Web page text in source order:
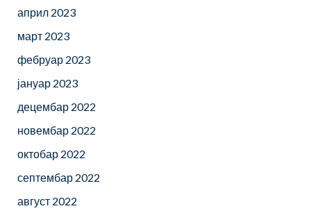
април 2023
март 2023
фебруар 2023
јануар 2023
децембар 2022
новембар 2022
октобар 2022
септембар 2022
август 2022